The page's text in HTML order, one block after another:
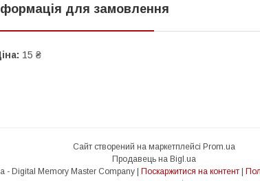
для замовлення
15 ₴
Сайт створений на маркетплейсі Prom.ua
Продавець на Bigl.ua
Поскаржитися на контент